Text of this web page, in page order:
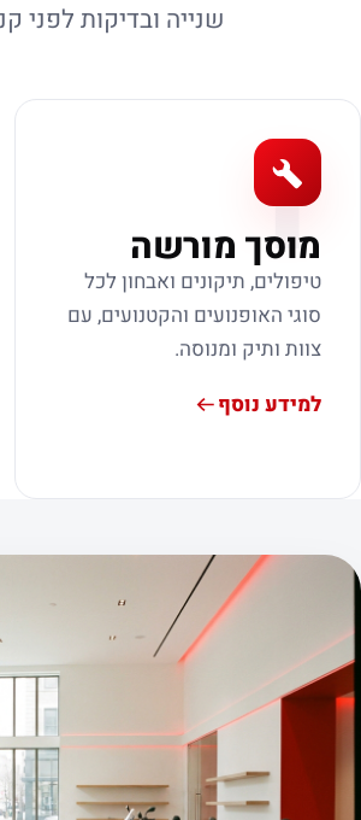
שנייה ובדיקות לפני
1
מוסך מורשה
טיפולים, תיקונים ואבחון לכל
סוגי האופנועים והקטנועים, עם
צוות ותיק ומנוסה.
למידע נוסף